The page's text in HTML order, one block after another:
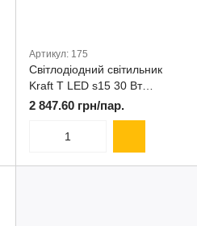
Артикул: 175
Світлодіодний світильник
Kraft Т LED s15 30 Вт
комплект 2 х 1200 мм
2 847.60 грн/пар.